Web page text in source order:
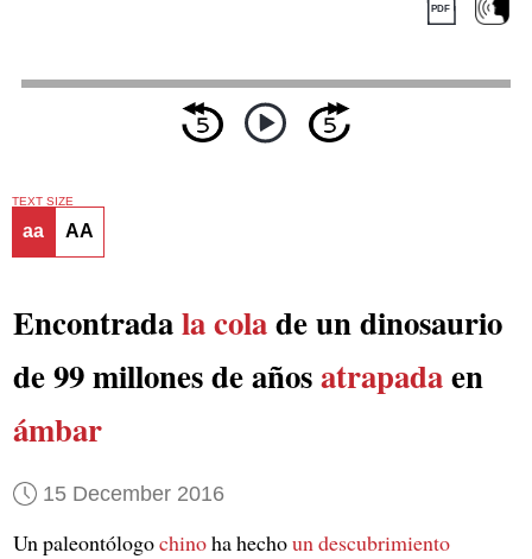
TEXT SIZE
aa AA
Encontradala colade un dinosaurio
de 99 millones de añosatrapadaen
ámbar
15 December 2016
Un paleontólogochinoha hechoun descubrimiento